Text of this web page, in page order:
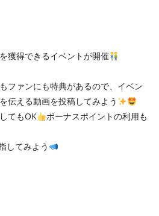
獲得できるイベントが開催
ファンにも特典があるので、イベン
伝える動画を投稿してみよう
てもOK
ボーナスポイントの利用も
してみよう